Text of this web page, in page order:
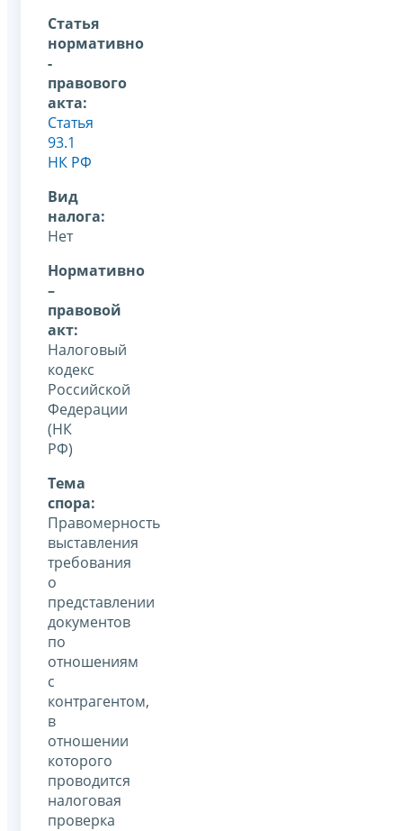
Статья
нормативно
-
правового
акта:
Статья
93.1
НК РФ
Вид
налога:
Нет
Нормативно
–
правовой
акт:
Налоговый
кодекс
Российской
Федерации
(НК
РФ)
Тема
спора:
Правомерность
выставления
требования
о
представлении
документов
по
отношениям
с
контрагентом,
в
отношении
которого
проводится
налоговая
проверка